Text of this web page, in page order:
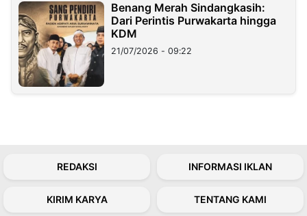
Benang Merah Sindangkasih:
Dari Perintis Purwakarta hingga
KDM
21/07/2026 - 09:22
REDAKSI INFORMASI IKLAN
KIRIM KARYA TENTANG KAMI